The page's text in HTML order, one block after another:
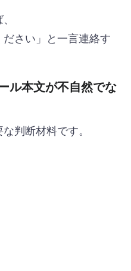
さい」と一言連絡す
ル本文が不自然でな
判断材料です。